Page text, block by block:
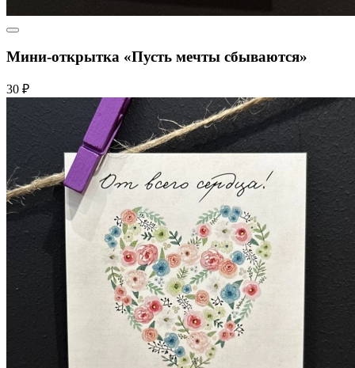
Мини-открытка «Пусть мечты сбываются»
30 ₽